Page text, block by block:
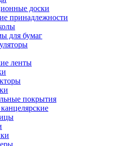
доски
принадлежности
для бумаг
ленты
покрытия